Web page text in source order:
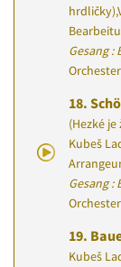
hrdličky),
Gesang :
18.
(Hezké je
Kubeš
Gesang :
19.
Kubeš